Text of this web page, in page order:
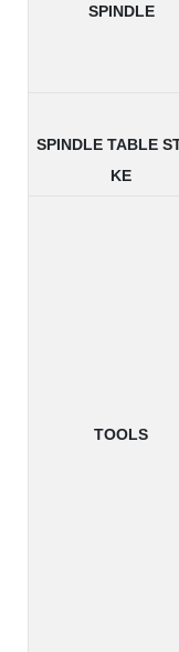
SPINDLE
SPINDLE TABLE
KE
TOOLS